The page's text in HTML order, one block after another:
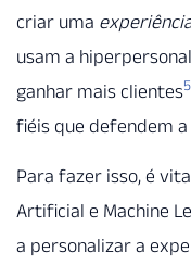
criar uma
usam a
ganhar mais clientes5
fiéis que defendem
Para fazer isso, é
Artificial e Machine
a personalizar a